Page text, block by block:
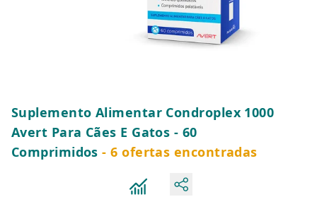
Suplemento Alimentar Condroplex 1000
Avert Para Cães E Gatos - 60
Comprimidos - 6 ofertas encontradas